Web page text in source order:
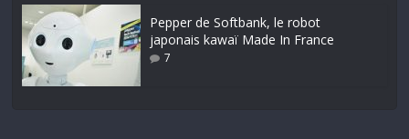
Pepper de Softbank, le robot
japonais kawaï Made In France
7